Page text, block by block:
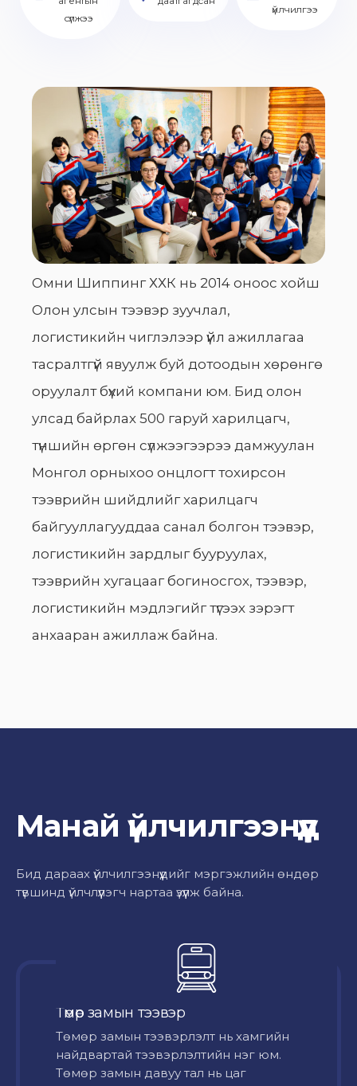
сүлжээ
үйлчилгээ
Омни Шиппинг ХХК нь 2014 оноос хойш
Олон улсын тээвэр зуучлал,
логистикийн чиглэлээр үйл ажиллагаа
тасралтгүй явуулж буй дотоодын хөрөнгө
оруулалт бүхий компани юм. Бид олон
улсад байрлах 500 гаруй харилцагч,
түншийн өргөн сүлжээгээрээ дамжуулан
Монгол орныхоо онцлогт тохирсон
тээврийн шийдлийг харилцагч
байгууллагууддаа санал болгон тээвэр,
логистикийн зардлыг бууруулах,
тээврийн хугацааг богиносгох, тээвэр,
логистикийн мэдлэгийг түгээх зэрэгт
анхааран ажиллаж байна.
Манай үйлчилгээнүүд
Бид дараах үйлчилгээнүүдийг мэргэжлийн өндөр
түвшинд үйлчлүүлэгч нартаа үзүүлж байна.
Төмөр замын тээвэр
Төмөр замын тээвэрлэлт нь хамгийн
найдвартай тээвэрлэлтийн нэг юм.
Төмөр замын давуу тал нь цаг